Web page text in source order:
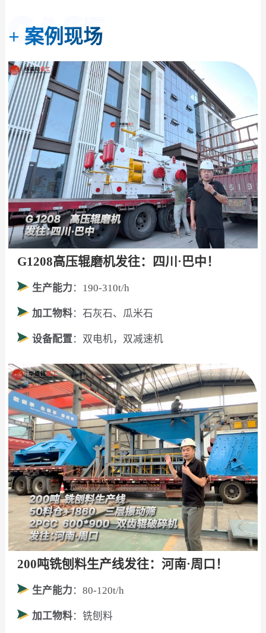
+ 案例现场
G1208高压辊磨机发往：四川·巴中！
生产能力 ：190-310t/h
加工物料：石灰石、瓜米石
设备配置：双电机，双减速机
200吨铣刨料生产线发往：河南·周口！
生产能力 ：80-120t/h
加工物料：铣刨料